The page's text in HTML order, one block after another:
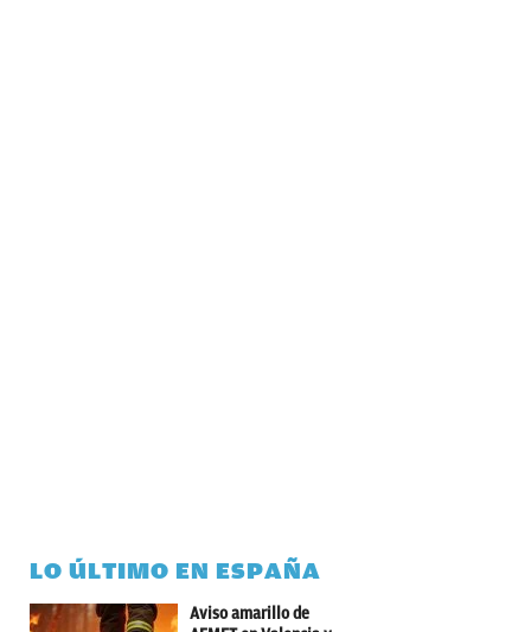
LO ÚLTIMO EN ESPAÑA
Aviso amarillo de